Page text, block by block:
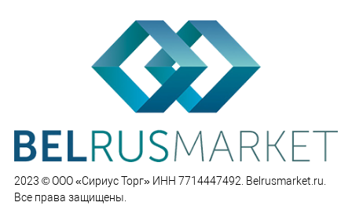
2023 © ООО «Сириус Торг» ИНН 7714447492. Belrusmarket.ru.
Все права защищены.